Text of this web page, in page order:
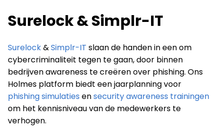
Surelock & Simplr-IT
Surelock&Simplr-IT slaan de handen in een om
cybercriminaliteit tegen te gaan, door binnen
bedrijven awareness te creëren over phishing. Ons
Holmes platform biedt een jaarplanning voor
phishing simulaties ensecurity awareness trainingen
om het kennisniveau van de medewerkers te
verhogen.